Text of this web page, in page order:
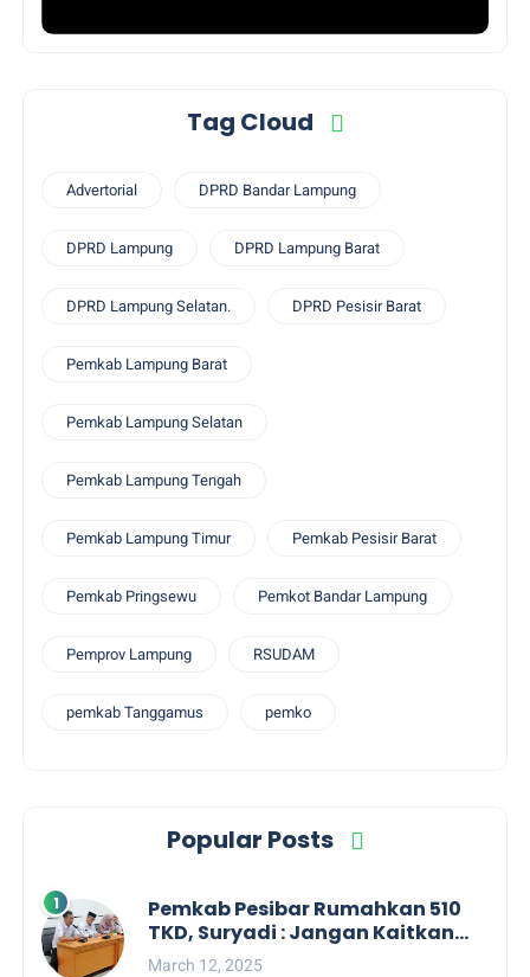
Tag Cloud
Advertorial DPRD Bandar Lampung
DPRD Lampung DPRD Lampung Barat
DPRD Lampung Selatan. DPRD Pesisir Barat
Pemkab Lampung Barat
Pemkab Lampung Selatan
Pemkab Lampung Tengah
Pemkab Lampung Timur Pemkab Pesisir Barat
Pemkab Pringsewu Pemkot Bandar Lampung
Pemprov Lampung RSUDAM
pemkab Tanggamus pemko
Popular Posts
Pemkab Pesibar Rumahkan 510
TKD, Suryadi : Jangan Kaitkan
Dengan Kepentingan Politik
March 12, 2025